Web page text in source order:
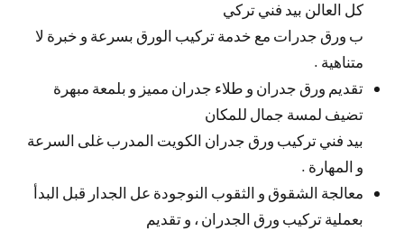
كل العالن بيد فني تركي
ب ورق جدرات مع خدمة تركيب الورق بسرعة و خبرة لا
متناهية .
تقديم ورق جدران و طلاء جدران مميز و بلمعة مبهرة
تضيف لمسة جمال للمكان
بيد فني تركيب ورق جدران الكويت المدرب غلى السرعة
و المهارة .
معالجة الشقوق و الثقوب النوجودة عل الجدار قبل البدأ
بعملية تركيب ورق الجدران ، و تقديم